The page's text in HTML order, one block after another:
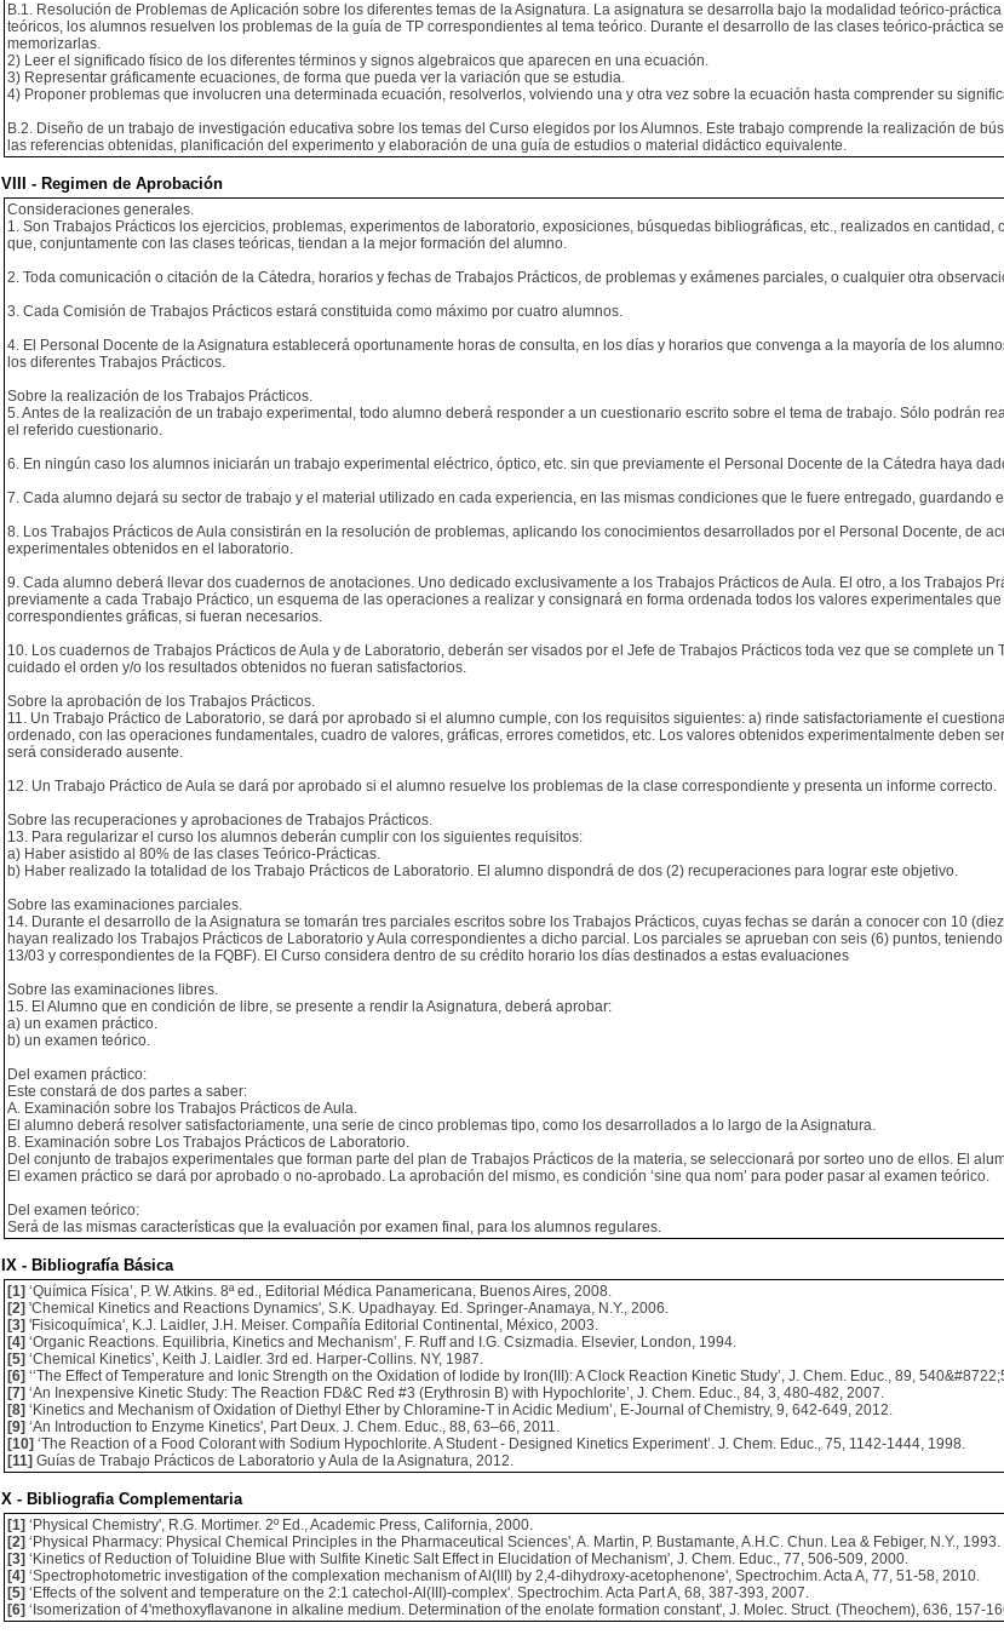
B.1. Resolución de Problemas de Aplicación sobre los diferentes temas de la Asignatura. La asignatura se desarrolla bajo la modalidad teórico-
teóricos, los alumnos resuelven los problemas de la guía de TP correspondientes al tema teórico. Durante el desarrollo de las clases teórico-práctica
memorizarlas.
2) Leer el significado físico de los diferentes términos y signos algebraicos que aparecen en una ecuación.
3) Representar gráficamente ecuaciones, de forma que pueda ver la variación que se estudia.
4) Proponer problemas que involucren una determinada ecuación, resolverlos, volviendo una y otra vez sobre la ecuación hasta comprender su
B.2. Diseño de un trabajo de investigación educativa sobre los temas del Curso elegidos por los Alumnos. Este trabajo comprende la realización de
las referencias obtenidas, planificación del experimento y elaboración de una guía de estudios o material didáctico equivalente.
VIII - Regimen de Aprobación
Consideraciones generales.
1. Son Trabajos Prácticos los ejercicios, problemas, experimentos de laboratorio, exposiciones, búsquedas bibliográficas, etc., realizados en
que, conjuntamente con las clases teóricas, tiendan a la mejor formación del alumno.
2. Toda comunicación o citación de la Cátedra, horarios y fechas de Trabajos Prácticos, de problemas y exámenes parciales, o cualquier otra
3. Cada Comisión de Trabajos Prácticos estará constituida como máximo por cuatro alumnos.
4. El Personal Docente de la Asignatura establecerá oportunamente horas de consulta, en los días y horarios que convenga a la mayoría de los
los diferentes Trabajos Prácticos.
Sobre la realización de los Trabajos Prácticos.
5. Antes de la realización de un trabajo experimental, todo alumno deberá responder a un cuestionario escrito sobre el tema de trabajo. Sólo podrán
el referido cuestionario.
6. En ningún caso los alumnos iniciarán un trabajo experimental eléctrico, óptico, etc. sin que previamente el Personal Docente de la Cátedra haya
7. Cada alumno dejará su sector de trabajo y el material utilizado en cada experiencia, en las mismas condiciones que le fuere entregado, guardando
8. Los Trabajos Prácticos de Aula consistirán en la resolución de problemas, aplicando los conocimientos desarrollados por el Personal Docente, de
experimentales obtenidos en el laboratorio.
9. Cada alumno deberá llevar dos cuadernos de anotaciones. Uno dedicado exclusivamente a los Trabajos Prácticos de Aula. El otro, a los Trabajos
previamente a cada Trabajo Práctico, un esquema de las operaciones a realizar y consignará en forma ordenada todos los valores experimentales
correspondientes gráficas, si fueran necesarios.
10. Los cuadernos de Trabajos Prácticos de Aula y de Laboratorio, deberán ser visados por el Jefe de Trabajos Prácticos toda vez que se complete
cuidado el orden y/o los resultados obtenidos no fueran satisfactorios.
Sobre la aprobación de los Trabajos Prácticos.
11. Un Trabajo Práctico de Laboratorio, se dará por aprobado si el alumno cumple, con los requisitos siguientes: a) rinde satisfactoriamente el
ordenado, con las operaciones fundamentales, cuadro de valores, gráficas, errores cometidos, etc. Los valores obtenidos experimentalmente deben
será considerado ausente.
12. Un Trabajo Práctico de Aula se dará por aprobado si el alumno resuelve los problemas de la clase correspondiente y presenta un informe correcto.
Sobre las recuperaciones y aprobaciones de Trabajos Prácticos.
13. Para regularizar el curso los alumnos deberán cumplir con los siguientes requisitos:
a) Haber asistido al 80% de las clases Teórico-Prácticas.
b) Haber realizado la totalidad de los Trabajo Prácticos de Laboratorio. El alumno dispondrá de dos (2) recuperaciones para lograr este objetivo.
Sobre las examinaciones parciales.
14. Durante el desarrollo de la Asignatura se tomarán tres parciales escritos sobre los Trabajos Prácticos, cuyas fechas se darán a conocer con 10
hayan realizado los Trabajos Prácticos de Laboratorio y Aula correspondientes a dicho parcial. Los parciales se aprueban con seis (6) puntos,
13/03 y correspondientes de la FQBF). El Curso considera dentro de su crédito horario los días destinados a estas evaluaciones
Sobre las examinaciones libres.
15. El Alumno que en condición de libre, se presente a rendir la Asignatura, deberá aprobar:
a) un examen práctico.
b) un examen teórico.
Del examen práctico:
Este constará de dos partes a saber:
A. Examinación sobre los Trabajos Prácticos de Aula.
El alumno deberá resolver satisfactoriamente, una serie de cinco problemas tipo, como los desarrollados a lo largo de la Asignatura.
B. Examinación sobre Los Trabajos Prácticos de Laboratorio.
Del conjunto de trabajos experimentales que forman parte del plan de Trabajos Prácticos de la materia, se seleccionará por sorteo uno de ellos. El
El examen práctico se dará por aprobado o no-aprobado. La aprobación del mismo, es condición ‘sine qua nom’ para poder pasar al examen teórico.
Del examen teórico:
Será de las mismas características que la evaluación por examen final, para los alumnos regulares.
IX - Bibliografía Básica
[1] ‘Química Física’, P. W. Atkins. 8ª ed., Editorial Médica Panamericana, Buenos Aires, 2008.
[2] 'Chemical Kinetics and Reactions Dynamics', S.K. Upadhayay. Ed. Springer-Anamaya, N.Y., 2006.
[3] 'Fisicoquímica', K.J. Laidler, J.H. Meiser. Compañía Editorial Continental, México, 2003.
[4] ‘Organic Reactions. Equilibria, Kinetics and Mechanism’, F. Ruff and I.G. Csizmadia. Elsevier, London, 1994.
[5] ‘Chemical Kinetics’, Keith J. Laidler. 3rd ed. Harper-Collins. NY, 1987.
[6] ‘‘The Effect of Temperature and Ionic Strength on the Oxidation of Iodide by Iron(III): A Clock Reaction Kinetic Study’, J. Chem. Educ., 89,
[7] ‘An Inexpensive Kinetic Study: The Reaction FD&C Red #3 (Erythrosin B) with Hypochlorite’, J. Chem. Educ., 84, 3, 480-482, 2007.
[8] ‘Kinetics and Mechanism of Oxidation of Diethyl Ether by Chloramine-T in Acidic Medium’, E-Journal of Chemistry, 9, 642-649, 2012.
[9] ‘An Introduction to Enzyme Kinetics', Part Deux. J. Chem. Educ., 88, 63–66, 2011.
[10] ‘The Reaction of a Food Colorant with Sodium Hypochlorite. A Student - Designed Kinetics Experiment’. J. Chem. Educ., 75, 1142-1444, 1998.
[11] Guías de Trabajo Prácticos de Laboratorio y Aula de la Asignatura, 2012.
X - Bibliografia Complementaria
[1] ‘Physical Chemistry', R.G. Mortimer. 2º Ed., Academic Press, California, 2000.
[2] ‘Physical Pharmacy: Physical Chemical Principles in the Pharmaceutical Sciences', A. Martin, P. Bustamante, A.H.C. Chun. Lea & Febiger, N.Y., 1993.
[3] ‘Kinetics of Reduction of Toluidine Blue with Sulfite Kinetic Salt Effect in Elucidation of Mechanism', J. Chem. Educ., 77, 506-509, 2000.
[4] ‘Spectrophotometric investigation of the complexation mechanism of Al(III) by 2,4-dihydroxy-acetophenone', Spectrochim. Acta A, 77, 51-58, 2010.
[5] ‘Effects of the solvent and temperature on the 2:1 catechol-Al(III)-complex'. Spectrochim. Acta Part A, 68, 387-393, 2007.
[6] ‘Isomerization of 4'methoxyflavanone in alkaline medium. Determination of the enolate formation constant', J. Molec. Struct. (Theochem), 636, 157-